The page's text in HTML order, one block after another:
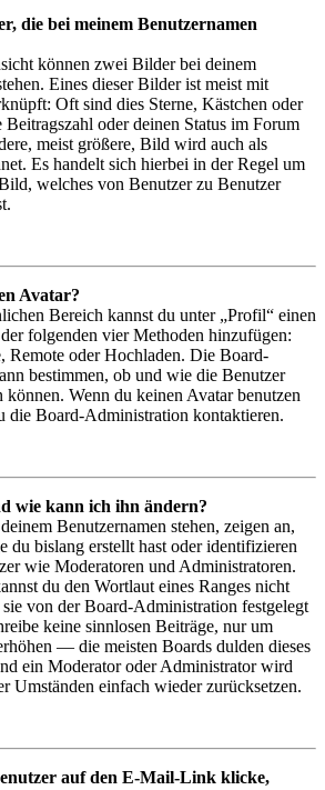
die bei meinem Benutzernamen
können zwei Bilder bei deinem
Eines dieser Bilder ist meist mit
Oft sind dies Sterne, Kästchen oder
Beitragszahl oder deinen Status im Forum
meist größere, Bild wird auch als
Es handelt sich hierbei in der Regel um
welches von Benutzer zu Benutzer
Avatar?
Bereich kannst du unter „Profil“ einen
folgenden vier Methoden hinzufügen:
Remote oder Hochladen. Die Board-
bestimmen, ob und wie die Benutzer
können. Wenn du keinen Avatar benutzen
die Board-Administration kontaktieren.
wie kann ich ihn ändern?
Benutzernamen stehen, zeigen an,
du bislang erstellt hast oder identifizieren
wie Moderatoren und Administratoren.
du den Wortlaut eines Ranges nicht
von der Board-Administration festgelegt
keine sinnlosen Beiträge, nur um
— die meisten Boards dulden dieses
ein Moderator oder Administrator wird
Umständen einfach wieder zurücksetzen.
auf den E-Mail-Link klicke,